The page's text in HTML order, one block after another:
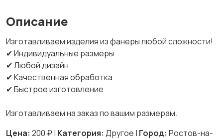
Описание
Изготавливаем изделия из фанеры любой сложности!
✔ Индивидуальные размеры
✔ Любой дизайн
✔ Качественная обработка
✔ Быстрое изготовление
Изготавливаем на заказ по вашим размерам.
Цена: 200 ₽ | Категория: Другое | Город: Ростов-на-